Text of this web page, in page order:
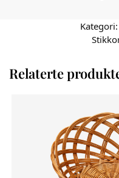
Kategori:
Relaterte